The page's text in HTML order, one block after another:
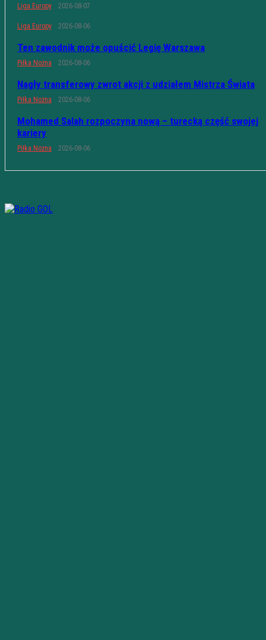
Liga Europy 2026-08-07
Liga Europy 2026-08-06
Ten zawodnik może opuścić Legię Warszawa
Piłka Nożna 2026-08-06
Nagły transferowy zwrot akcji z udziałem Mistrza Świata
Piłka Nożna 2026-08-06
Mohamed Salah rozpoczyna nową – turecką część swojej
kariery
Piłka Nożna 2026-08-06